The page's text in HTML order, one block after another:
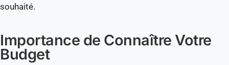
souhaité.
Importance de Connaître Votre
Budget